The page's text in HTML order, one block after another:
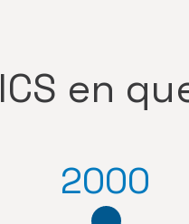
ICS en
2000